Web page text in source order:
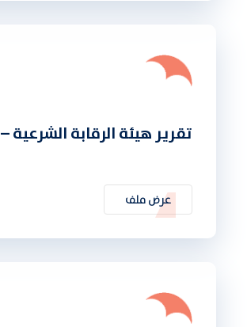
تقرير هيئة الرقابة الشرعية – 2025
عرض ملف